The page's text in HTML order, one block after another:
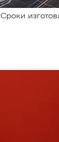
Сроки